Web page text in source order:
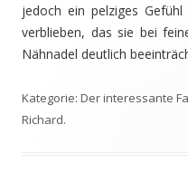
jedoch ein pelziges
verblieben, das sie bei
Nähnadel deutlich
Kategorie: Der interessante
Richard.